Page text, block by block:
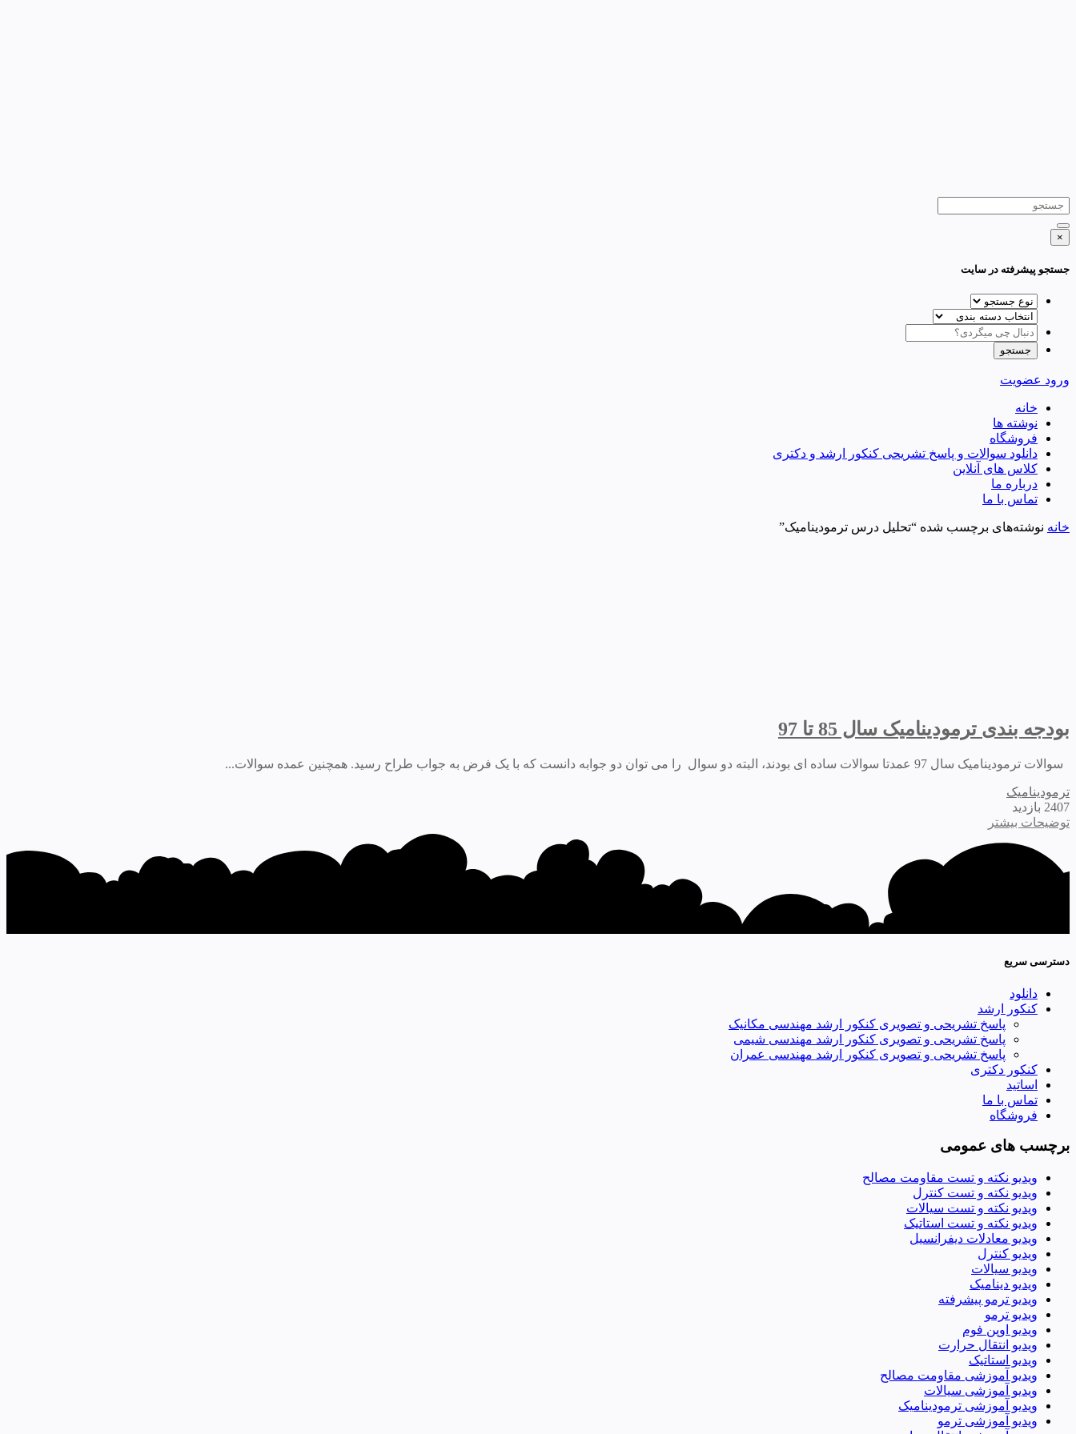
×
جستجو پیشرفته در سایت
ورود عضویت
خانه
نوشته ها
فروشگاه
دانلود سوالات و پاسخ تشریحی کنکور ارشد و دکتری
کلاس های آنلاین
درباره ما
تماس با ما
خانه نوشته‌های برچسب شده “تحلیل درس ترمودینامیک”
بودجه بندی ترمودینامیک سال 85 تا 97
سوالات ترمودینامیک سال 97 عمدتا سوالات ساده ای بودند، البته دو سوال را می توان دو جوابه دانست که با یک فرض به جواب طراح رسید. همچنین عمده سوالات...
ترمودینامیک
2407 بازدید
توضیحات بیشتر
دسترسی سریع
دانلود
کنکور ارشد
پاسخ تشریحی و تصویری کنکور ارشد مهندسی مکانیک
پاسخ تشریحی و تصویری کنکور ارشد مهندسی شیمی
پاسخ تشریحی و تصویری کنکور ارشد مهندسی عمران
کنکور دکتری
اساتید
تماس با ما
فروشگاه
برچسب های عمومی
ویدیو نکته و تست مقاومت مصالح
ویدیو نکته و تست کنترل
ویدیو نکته و تست سیالات
ویدیو نکته و تست استاتیک
ویدیو معادلات دیفرانسیل
ویدیو کنترل
ویدیو سیالات
ویدیو دینامیک
ویدیو ترمو پیشرفته
ویدیو ترمو
ویدیو اوپن فوم
ویدیو انتقال حرارت
ویدیو استاتیک
ویدیو آموزشی مقاومت مصالح
ویدیو آموزشی سیالات
ویدیو آموزشی ترمودینامیک
ویدیو آموزشی ترمو